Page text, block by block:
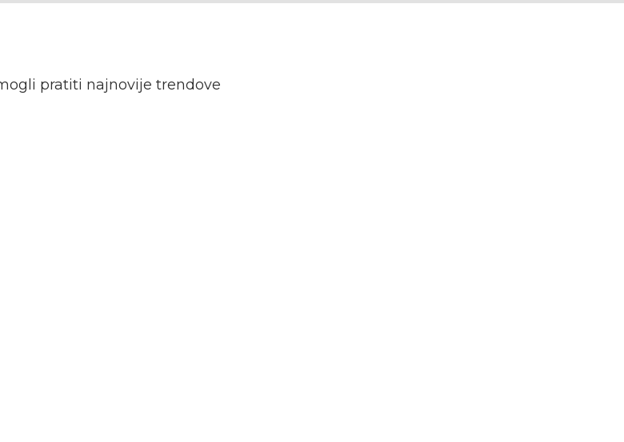
pratiti najnovije trendove